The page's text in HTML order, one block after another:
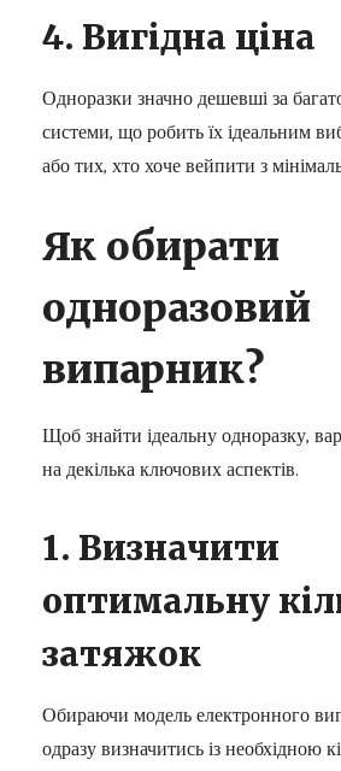
4. Вигідна ціна
Одноразки значно дешевші за
системи, що робить їх ідеальним
або тих, хто хоче вейпити з
Як обирати
одноразовий
випарник?
Щоб знайти ідеальну одноразку,
на декілька ключових аспектів.
1. Визначити
оптимальну
затяжок
Обираючи модель електронного
одразу визначитись із необхідною